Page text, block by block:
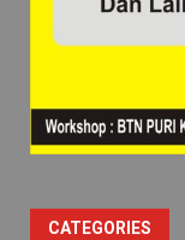
CATEGORIES